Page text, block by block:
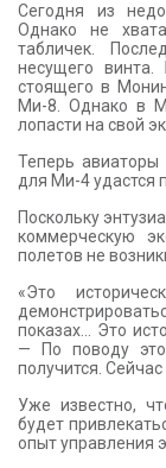
Сегодня из
Однако не
табличек.
несущего
стоящего в
Ми-8. Однако в
лопасти на свой
Теперь авиаторы
для Ми-4 удастся
Поскольку
коммерческую
полетов не
«Это
показах… Это
— По поводу
получится.
Уже известно,
будет
опыт управления